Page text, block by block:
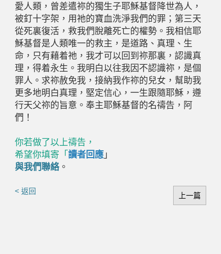
愛人類，曾差遣祢的獨生子耶穌基督降世為人，
被釘十字架，用祂的寶血洗淨我們的罪；第三天
從死裏復活，救我們脫離死亡的權勢。我相信耶
穌基督是人類唯一的救主，是道路、真理、生
命，只有藉着祂，我才可以回到祢那裏，認識真
理，得着永生。我明白以往我因不認識祢，是個
罪人。求祢赦免我，接納我作祢的兒女，幫助我
更多地明白真理，堅定信心，一生跟隨耶穌，遵
行天父祢的旨意。奉主耶穌基督的名禱告，阿
們！
你若做了以上禱告，
希望你填寄「 讀者回應 」
與我們聯絡。
< 返回
上一篇